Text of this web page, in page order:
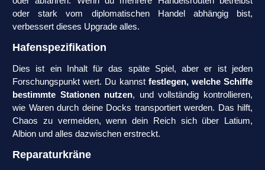
oder stark vom diplomatischen Handel abhängig bist,
verbessert dieses Upgrade alles.
Hafenspezifikation
Dies ist ein Inhalt für das späte Spiel, aber er ist jeden
Forschungspunkt wert. Du kannst festlegen, welche Schiffe
bestimmte Stationen nutzen, und vollständig kontrollieren,
wie Waren durch deine Docks transportiert werden. Das hilft,
Chaos zu vermeiden, wenn dein Reich sich über Latium,
Albion und alles dazwischen erstreckt.
Reparaturkräne